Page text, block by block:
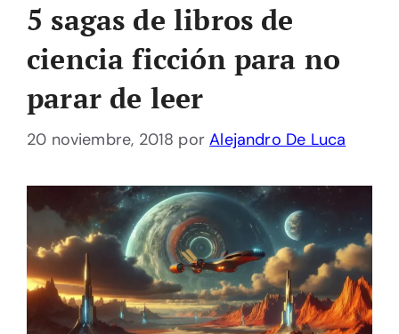
5 sagas de libros de
ciencia ficción para no
parar de leer
20 noviembre, 2018 porAlejandro De Luca